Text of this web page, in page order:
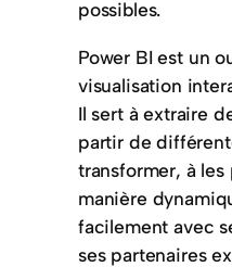
possibles.
Power BI est un
visualisation
Il sert à extraire
partir de
transformer, à les
manière
facilement avec
ses partenaires